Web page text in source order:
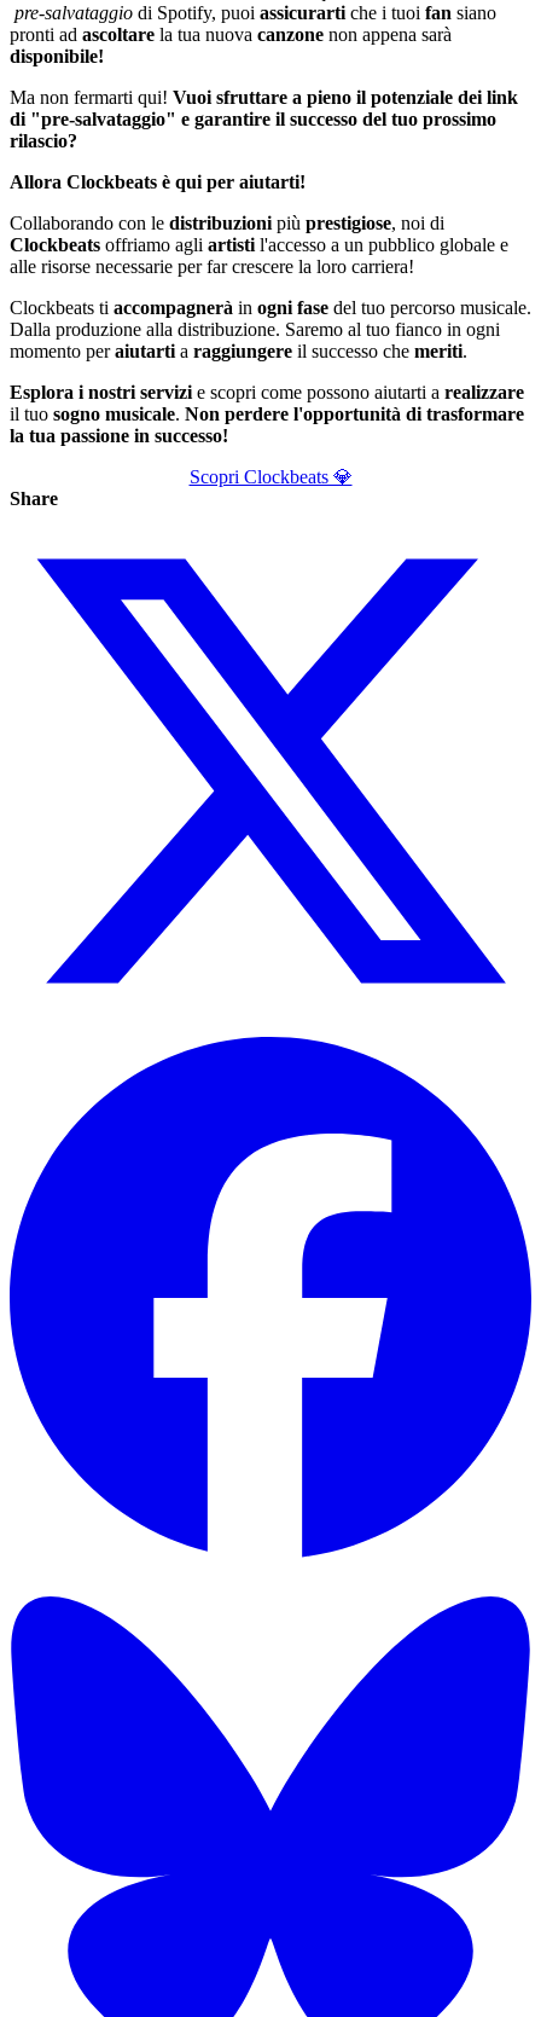
pre-salvataggio di Spotify, puoi assicurarti che i tuoi fan siano
pronti ad ascoltare la tua nuova canzone non appena sarà
disponibile!
Ma non fermarti qui! Vuoi sfruttare a pieno il potenziale dei link
di "pre-salvataggio" e garantire il successo del tuo prossimo
rilascio?
Allora Clockbeats è qui per aiutarti!
Collaborando con le distribuzioni più prestigiose, noi di
Clockbeats offriamo agli artisti l'accesso a un pubblico globale e
alle risorse necessarie per far crescere la loro carriera!
Clockbeats ti accompagnerà in ogni fase del tuo percorso musicale.
Dalla produzione alla distribuzione. Saremo al tuo fianco in ogni
momento peraiutarti a raggiungere il successo che meriti.
Esplora i nostri servizi e scopri come possono aiutarti a realizzare
il tuo sogno musicale. Non perdere l'opportunità di trasformare
la tua passione in successo!
Scopri Clockbeats 💎
Share